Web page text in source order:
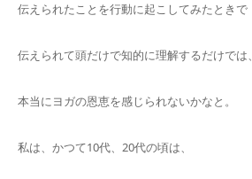
伝えられたことを行動に起こしてみたときで
伝えられて頭だけで知的に理解するだけでは、
本当にヨガの恩恵を感じられないかなと。
私は、かつて10代、20代の頃は、